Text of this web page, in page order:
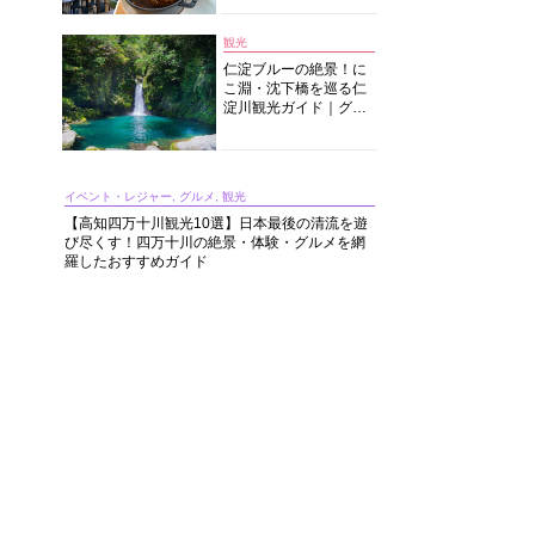
観光
仁淀ブルーの絶景！に
こ淵・沈下橋を巡る仁
淀川観光ガイド｜グル
イベント・レジャー, グルメ, 観光
【高知四万十川観光10選】日本最後の清流を遊
び尽くす！四万十川の絶景・体験・グルメを網
羅したおすすめガイド